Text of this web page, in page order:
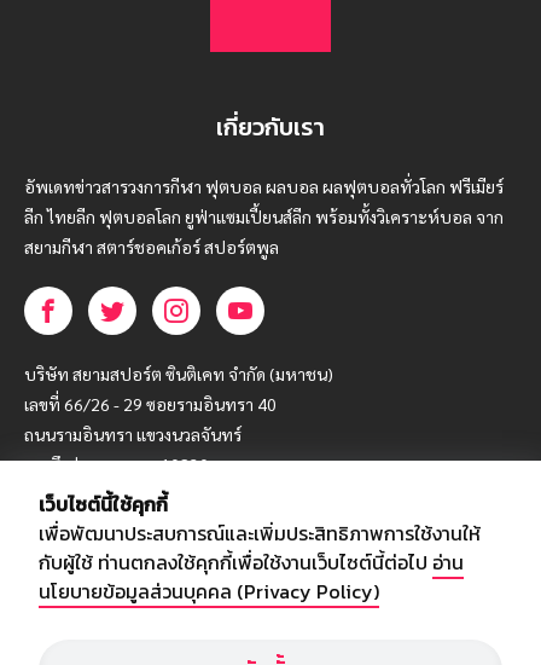
เกี่ยวกับเรา
อัพเดทข่าวสารวงการกีฬา ฟุตบอล ผลบอล ผลฟุตบอลทั่วโลก ฟรีเมียร์
ลีก ไทยลีก ฟุตบอลโลก ยูฟ่าแซมเปี้ยนส์ลีก พร้อมทั้งวิเคราะห์บอล จาก
สยามกีฬา สตาร์ชอคเก้อร์ สปอร์ตพูล
บริษัท สยามสปอร์ต ซินติเคท จำกัด (มหาชน)
เลขที่ 66/26 - 29 ซอยรามอินทรา 40
ถนนรามอินทรา แขวงนวลจันทร์
เขตบึงกุ่ม กรุงเทพฯ 10230
โทร : 02-5088-000
อีเมล์ : webmaster@siamsport.co.th
เว็บไซต์ : www.siamsport.co.th
เว็บไซต์นี้ใช้คุกกี้
เพื่อพัฒนาประสบการณ์และเพิ่มประสิทธิภาพการใช้งานให้
กับผู้ใช้ ท่านตกลงใช้คุกกี้เพื่อใช้งานเว็บไซต์นี้ต่อไป อ่าน
นโยบายข้อมูลส่วนบุคคล (Privacy Policy)